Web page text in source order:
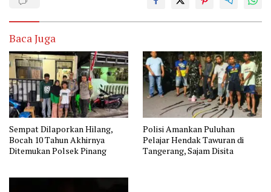
Baca Juga
Sempat Dilaporkan Hilang,
Bocah 10 Tahun Akhirnya
Ditemukan Polsek Pinang
Polisi Amankan Puluhan
Pelajar Hendak Tawuran di
Tangerang, Sajam Disita